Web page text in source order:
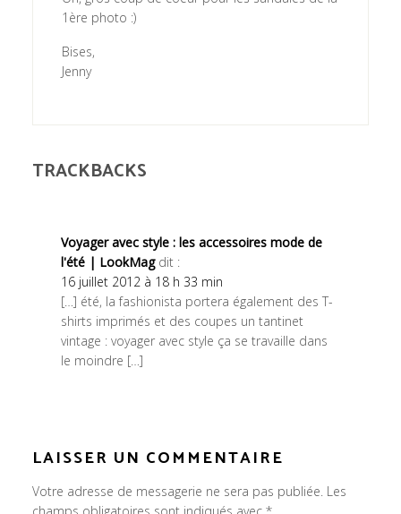
1ère photo :)
Bises,
Jenny
TRACKBACKS
Voyager avec style : les accessoires mode de
l'été | LookMag dit :
16 juillet 2012 à 18 h 33 min
[…] été, la fashionista portera également des T-
shirts imprimés et des coupes un tantinet
vintage : voyager avec style ça se travaille dans
le moindre […]
LAISSER UN COMMENTAIRE
Votre adresse de messagerie ne sera pas publiée.Les